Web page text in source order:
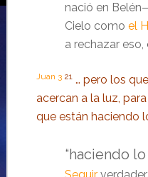
nació en
Cielo como el
a rechazar eso,
Juan 321… pero los
acercan a la luz,
que están haciendo
“haciendo